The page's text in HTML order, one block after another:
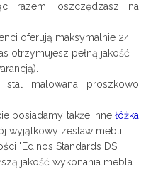
razem, oszczędzasz na
oferują maksymalnie 24
otrzymujesz pełną jakość
stal malowana proszkowo
posiadamy także inne łóżka
wyjątkowy zestaw mebli.
"Edinos Standards DSI
jakość wykonania mebla